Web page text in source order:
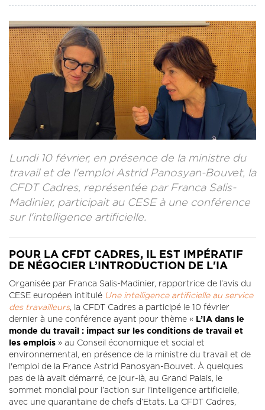
CONTACT
LA REVUE CADRES
LE CREFAC
L’OBSERVATOIRE DES CADRES
Lundi 10 février, en présence de la ministre du
travail et de l'emploi Astrid Panosyan-Bouvet, la
CFDT Cadres, représentée par Franca Salis-
Madinier, participait au CESE à une conférence
sur l'intelligence artificielle.
POUR LA CFDT CADRES, IL EST IMPÉRATIF
DE NÉGOCIER L’INTRODUCTION DE L'IA
Organisée par Franca Salis-Madinier, rapportrice de l’avis du
CESE européen intitulé Une intelligence artificielle au service
des travailleurs, la CFDT Cadres a participé le 10 février
dernier à une conférence ayant pour thème « L’IA dans le
monde du travail : impact sur les conditions de travail et
les emplois » au Conseil économique et social et
environnemental, en présence de la ministre du travail et de
l'emploi de la France Astrid Panosyan-Bouvet. À quelques
pas de là avait démarré, ce jour-là, au Grand Palais, le
sommet mondial pour l’action sur l’intelligence artificielle,
avec une quarantaine de chefs d’Etats. La CFDT Cadres,